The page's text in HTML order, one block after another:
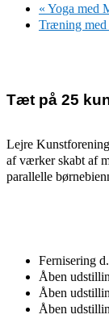
« Yoga med
Træning med
Tæt på 25
Lejre
af værker skabt af
parallelle
Fernisering
Åben
Åben
Åben